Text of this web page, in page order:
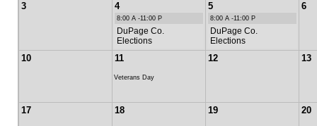
3 4
8:00 A -11:00 P
DuPage Co.
Elections
5
8:00 A -11:00 P
DuPage Co.
Elections
6
10 11
Veterans Day
12 13
17 18 19 20